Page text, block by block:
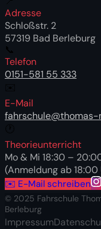
Adresse
Schloßstr. 2
57319 Bad Berleburg
Telefon
0151-581 55 333
E-Mail
fahrschule@thomas-
Theorieunterricht
Mo & Mi 18:30 –
(Anmeldung ab 18:00
✉️ E-Mail schreiben
© 2025 Fahrschule
Berleburg
Impressum